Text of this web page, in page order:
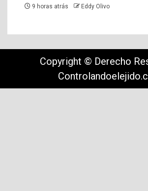
9 horas atrás Eddy Olivo
Copyright © Derecho